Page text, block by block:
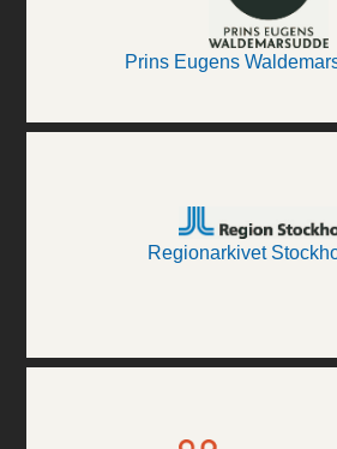
Prins Eugens
Regionarkivet